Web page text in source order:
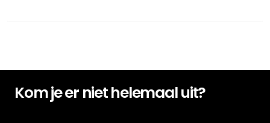
Kom je er niet helemaal uit?